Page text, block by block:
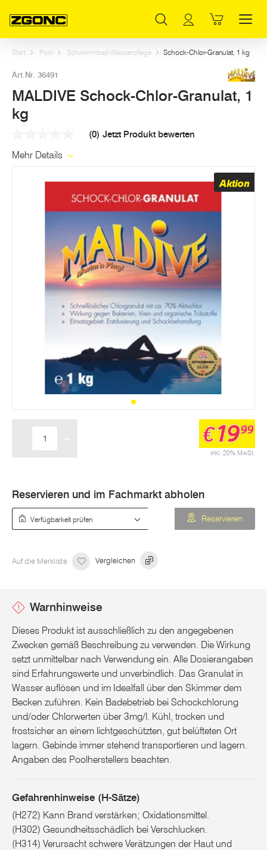
Start Pool Schwimmbad-Wasserpflege Schock-Chlor-Granulat, 1 kg
Art.Nr. 36491
MALDIVE Schock-Chlor-Granulat, 1
kg
Link
(0) Jetzt Produkt bewerten
Mehr Details
Aktion
inkl. 20% MwSt.
€1999
Reservieren und im Fachmarkt abholen
Reservieren
Auf die Merkliste Vergleichen
Warnhinweise
Dieses Produkt ist ausschließlich zu den angegebenen
Zwecken gemäß Beschreibung zu verwenden. Die Wirkung
setzt unmittelbar nach Verwendung ein. Alle Dosierangaben
sind Erfahrungswerte und unverbindlich. Das Granulat in
Wasser auflösen und im Idealfall über den Skimmer dem
Becken zuführen. Kein Badebetrieb bei Schockchlorung
und/oder Chlorwerten über 3mg/l. Kühl, trocken und
frostsicher an einem lichtgeschützten, gut belüfteten Ort
lagern. Gebinde immer stehend transportieren und lagern.
Angaben des Poolherstellers beachten.
Gefahrenhinweise (H-Sätze)
(H272) Kann Brand verstärken; Oxidationsmittel.
(H302) Gesundheitsschädlich bei Verschlucken.
(H314) Verursacht schwere Verätzungen der Haut und